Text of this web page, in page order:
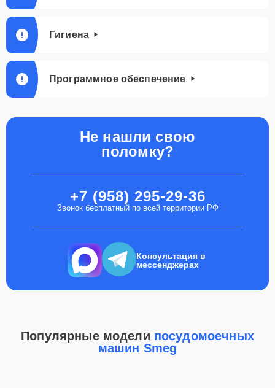
Гигиена
Программное обеспечение
Не нашли свою
поломку?
+7 (958) 295-29-36
Звонок бесплатный по всей территории РФ
Консультация в
мессенджерах
Популярные модели посудомоечных
машин Smeg